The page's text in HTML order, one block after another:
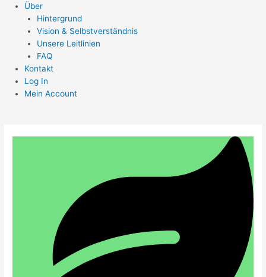
Über
Hintergrund
Vision & Selbstverständnis
Unsere Leitlinien
FAQ
Kontakt
Log In
Mein Account